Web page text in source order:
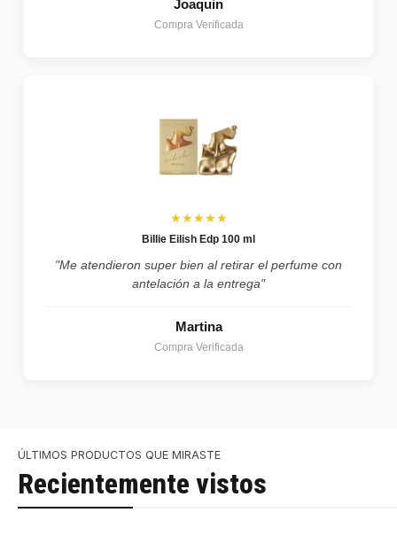
Joaquin
Compra Verificada
★★★★★
Billie Eilish Edp 100 ml
"Me atendieron super bien al retirar el perfume con
antelación a la entrega"
Martina
Compra Verificada
ÚLTIMOS PRODUCTOS QUE MIRASTE
Recientemente vistos